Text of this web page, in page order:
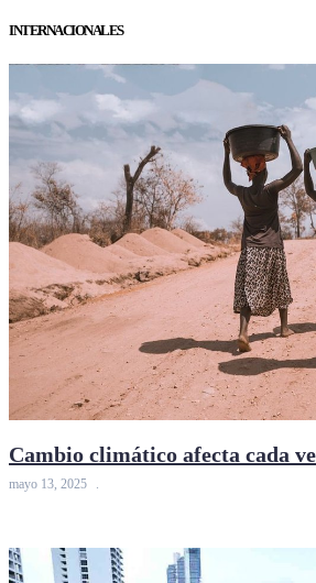
INTERNACIONALES
Cambio climático afecta cada
mayo 13, 2025